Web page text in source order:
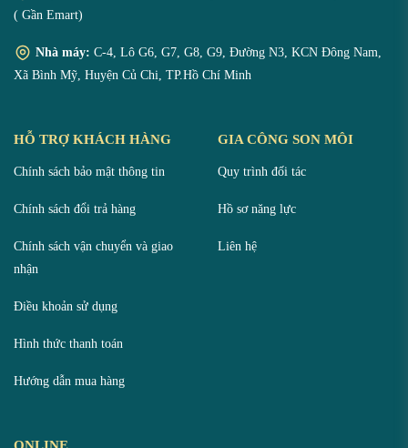
( Gần Emart)
Nhà máy: C-4, Lô G6, G7, G8, G9, Đường N3, KCN Đông Nam,
Xã Bình Mỹ, Huyện Củ Chi, TP.Hồ Chí Minh
HỖ TRỢ KHÁCH HÀNG
Chính sách bảo mật thông tin
Chính sách đổi trả hàng
Chính sách vận chuyển và giao
nhận
Điều khoản sử dụng
Hình thức thanh toán
Hướng dẫn mua hàng
GIA CÔNG SON MÔI
Quy trình đối tác
Hồ sơ năng lực
Liên hệ
ONLINE